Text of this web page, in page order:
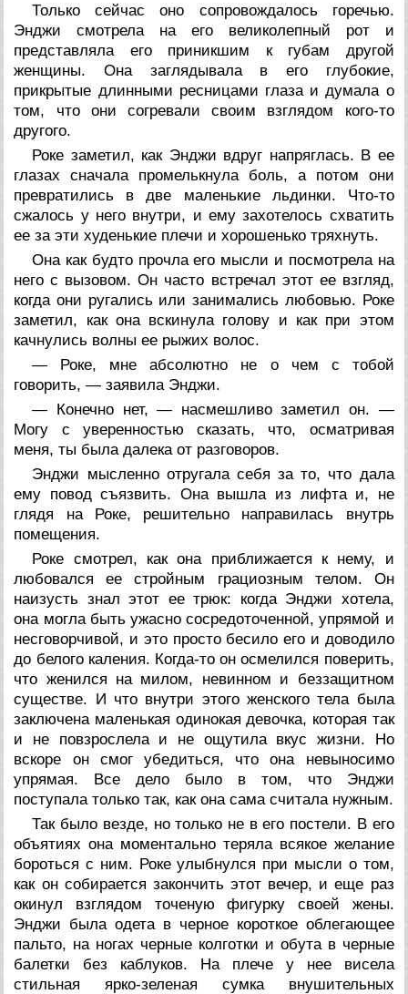
Только сейчас оно сопровождалось горечью.
Энджи смотрела на его великолепный рот и
представляла его приникшим к губам другой
женщины. Она заглядывала в его глубокие,
прикрытые длинными ресницами глаза и думала о
том, что они согревали своим взглядом кого-то
другого.
Роке заметил, как Энджи вдруг напряглась. В ее
глазах сначала промелькнула боль, а потом они
превратились в две маленькие льдинки. Что-то
сжалось у него внутри, и ему захотелось схватить
ее за эти худенькие плечи и хорошенько тряхнуть.
Она как будто прочла его мысли и посмотрела на
него с вызовом. Он часто встречал этот ее взгляд,
когда они ругались или занимались любовью. Роке
заметил, как она вскинула голову и как при этом
качнулись волны ее рыжих волос.
— Роке, мне абсолютно не о чем с тобой
говорить, — заявила Энджи.
— Конечно нет, — насмешливо заметил он. —
Могу с уверенностью сказать, что, осматривая
меня, ты была далека от разговоров.
Энджи мысленно отругала себя за то, что дала
ему повод съязвить. Она вышла из лифта и, не
глядя на Роке, решительно направилась внутрь
помещения.
Роке смотрел, как она приближается к нему, и
любовался ее стройным грациозным телом. Он
наизусть знал этот ее трюк: когда Энджи хотела,
она могла быть ужасно сосредоточенной, упрямой и
несговорчивой, и это просто бесило его и доводило
до белого каления. Когда-то он осмелился поверить,
что женился на милом, невинном и беззащитном
существе. И что внутри этого женского тела была
заключена маленькая одинокая девочка, которая так
и не повзрослела и не ощутила вкус жизни. Но
вскоре он смог убедиться, что она невыносимо
упрямая. Все дело было в том, что Энджи
поступала только так, как она сама считала нужным.
Так было везде, но только не в его постели. В его
объятиях она моментально теряла всякое желание
бороться с ним. Роке улыбнулся при мысли о том,
как он собирается закончить этот вечер, и еще раз
окинул взглядом точеную фигурку своей жены.
Энджи была одета в черное короткое облегающее
пальто, на ногах черные колготки и обута в черные
балетки без каблуков. На плече у нее висела
стильная ярко-зеленая сумка внушительных